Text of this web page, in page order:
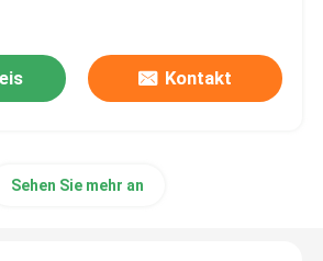
Kontakt
Sehen Sie mehr an